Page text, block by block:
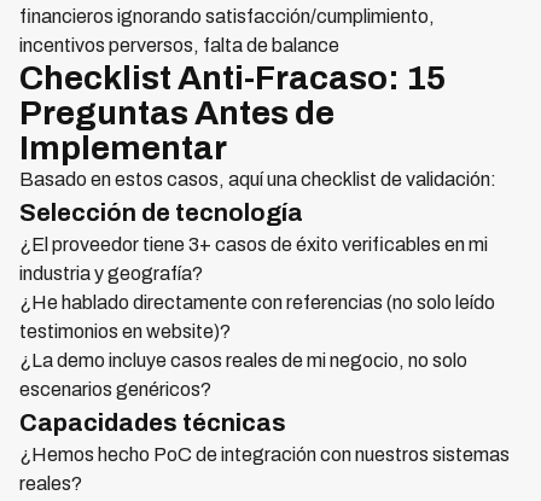
financieros ignorando satisfacción/cumplimiento,
incentivos perversos, falta de balance
Checklist Anti-Fracaso: 15
Preguntas Antes de
Implementar
Basado en estos casos, aquí una checklist de validación:
Selección de tecnología
¿El proveedor tiene 3+ casos de éxito verificables en mi
industria y geografía?
¿He hablado directamente con referencias (no solo leído
testimonios en website)?
¿La demo incluye casos reales de mi negocio, no solo
escenarios genéricos?
Capacidades técnicas
¿Hemos hecho PoC de integración con nuestros sistemas
reales?